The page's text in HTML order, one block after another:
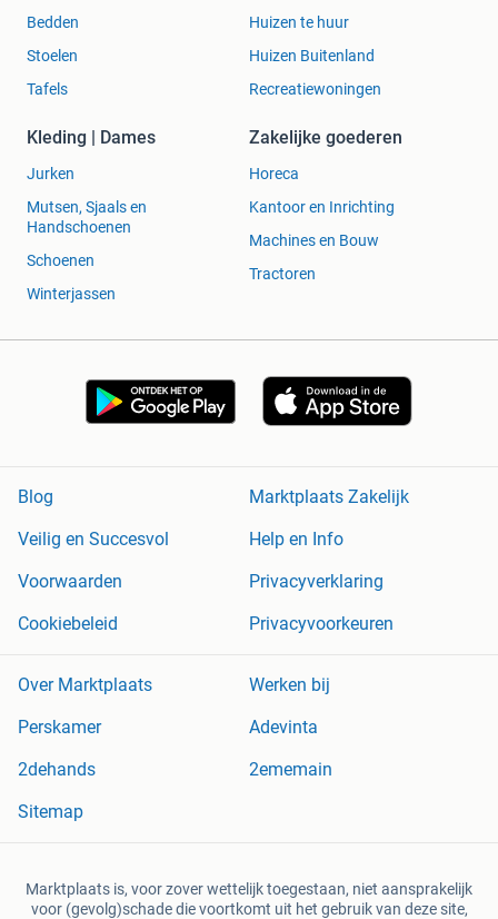
Bedden
Stoelen
Tafels
Huizen te huur
Huizen Buitenland
Recreatiewoningen
Kleding | Dames
Jurken
Mutsen, Sjaals en
Handschoenen
Schoenen
Winterjassen
Zakelijke goederen
Horeca
Kantoor en Inrichting
Machines en Bouw
Tractoren
Blog
Marktplaats Zakelijk
Veilig en Succesvol
Help en Info
Voorwaarden
Privacyverklaring
Cookiebeleid
Privacyvoorkeuren
Over Marktplaats
Werken bij
Perskamer
Adevinta
2dehands
2ememain
Sitemap
Marktplaats is, voor zover wettelijk toegestaan, niet aansprakelijk
voor (gevolg)schade die voortkomt uit het gebruik van deze site,